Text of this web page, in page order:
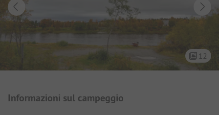
12
Informazioni sul campeggio